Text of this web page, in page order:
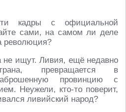
кадры с официальной
сами, на самом ли деле
революция?
не ищут. Ливия, ещё недавно
превращается в
провинцию с
Неужели, кто-то поверит,
ливийский народ?